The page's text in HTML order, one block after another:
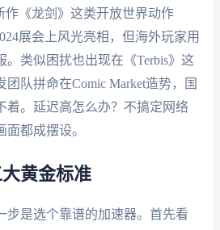
作《龙剑》这类开放世界动作
展会上风光亮相，但海外玩家用
。类似困扰也出现在《Terbis》这
队拼命在Comic Market造势，国
着。延迟高怎么办？不搞定网络
都成摆设。
黄金标准
步是选个靠谱的加速器。首先看